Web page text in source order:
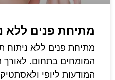
מתיחת פנים ללא
מתיחת פנים ללא ניתוח
המומחים בתחום. לאורך
המודעות ליופי